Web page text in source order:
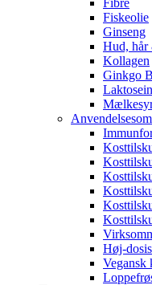
Fibre
Fiskeolie
Ginseng
Hud, hår
Kollagen
Ginkgo
Høj-
Vegansk